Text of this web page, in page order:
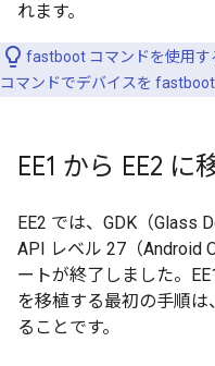
れます。
fastboot コマンドを使用す
コマンドでデバイスを fastboot
EE1 から EE2 に
EE2 では、GDK（Glass
API レベル 27（Android
ートが終了しました。
を移植する最初の手順は
ることです。